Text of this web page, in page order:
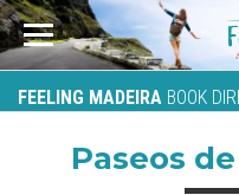
FEELING MADEIRA BOOK
Paseos